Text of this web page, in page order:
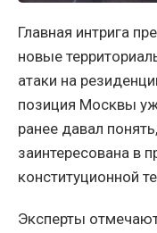
Главная интрига
новые
атаки на
позиция Москвы
ранее давал
заинтересована в
конституционной
Эксперты